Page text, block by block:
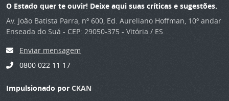
O Estado quer te ouvir! Deixe aqui suas críticas e sugestões.
Av. João Batista Parra, nº 600, Ed. Aureliano Hoffman, 10º andar
Enseada do Suá - CEP: 29050-375 - Vitória / ES
Enviar mensagem
0800 022 11 17
Impulsionado por CKAN